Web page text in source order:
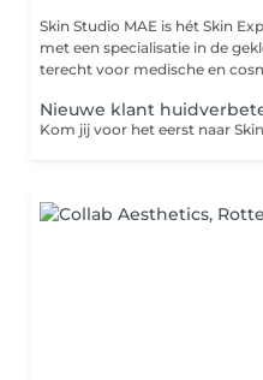
Skin Studio MAE is hét Skin
met een specialisatie in de
terecht voor medische en
Nieuwe klant